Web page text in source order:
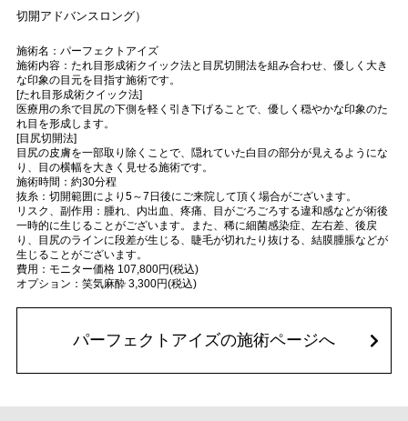
切開アドバンスロング）
施術名：パーフェクトアイズ
施術内容：たれ目形成術クイック法と目尻切開法を組み合わせ、優しく大き
な印象の目元を目指す施術です。
[たれ目形成術クイック法]
医療用の糸で目尻の下側を軽く引き下げることで、優しく穏やかな印象のた
れ目を形成します。
[目尻切開法]
目尻の皮膚を一部取り除くことで、隠れていた白目の部分が見えるようにな
り、目の横幅を大きく見せる施術です。
施術時間：約30分程
抜糸：切開範囲により5～7日後にご来院して頂く場合がございます。
リスク、副作用：腫れ、内出血、疼痛、目がごろごろする違和感などが術後
一時的に生じることがございます。また、稀に細菌感染症、左右差、後戻
り、目尻のラインに段差が生じる、睫毛が切れたり抜ける、結膜腫脹などが
生じることがございます。
費用：モニター価格 107,800円(税込)
オプション：笑気麻酔 3,300円(税込)
パーフェクトアイズの施術ページへ